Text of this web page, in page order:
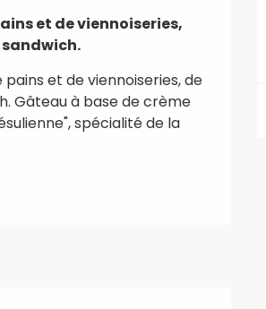
et de viennoiseries,
et de viennoiseries, de
Gâteau à base de crème
spécialité de la